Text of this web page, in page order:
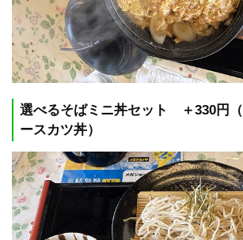
選べるそばミニ丼セット ＋330円
ースカツ丼）